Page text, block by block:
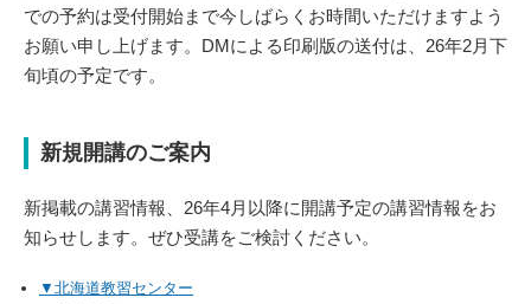
での予約は受付開始まで今しばらくお時間いただけますよう
お願い申し上げます。DMによる印刷版の送付は、26年2月下
旬頃の予定です。
新規開講のご案内
新掲載の講習情報、26年4月以降に開講予定の講習情報をお
知らせします。ぜひ受講をご検討ください。
▼北海道教習センター